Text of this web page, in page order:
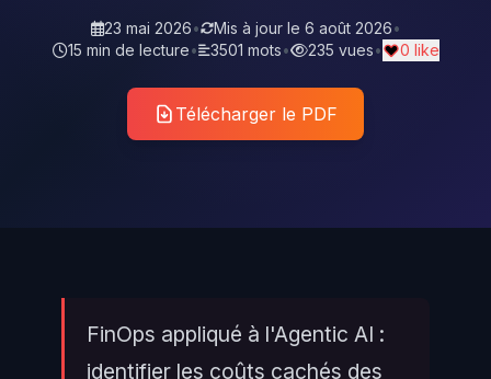
23 mai 2026• Mis à jour le 6 août 2026•
15 min de lecture• 3501 mots• 235 vues• 0 like
Télécharger le PDF
FinOps appliqué à l'Agentic AI :
identifier les coûts cachés des